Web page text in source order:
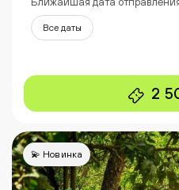
Все даты
2
💫 Новинка